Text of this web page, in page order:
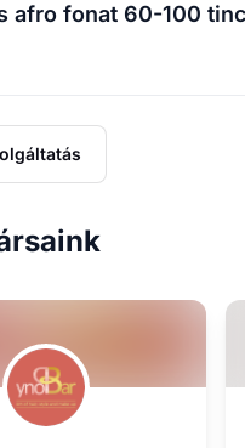
afro fonat 60-100